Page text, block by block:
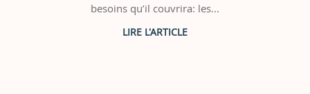
besoins qu’il couvrira: les...